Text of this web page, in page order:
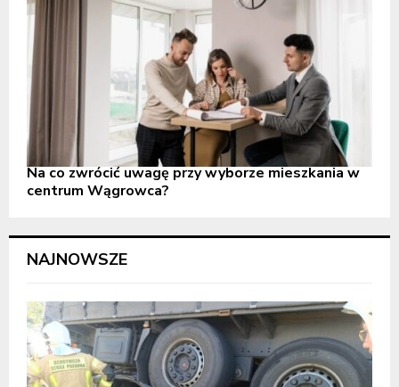
Na co zwrócić uwagę przy wyborze mieszkania w
centrum Wągrowca?
NAJNOWSZE